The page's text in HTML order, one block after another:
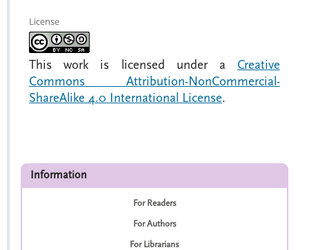
License
This work is licensed under a Creative
Commons Attribution-NonCommercial-
ShareAlike 4.0 International License.
Information
For Readers
For Authors
For Librarians